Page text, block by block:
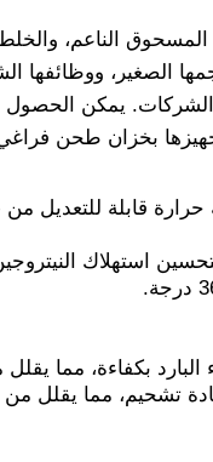
الناعم،
الصغير، ووظائفها
الشركات. يمكن
بخزان طحن
استهلاك
بكفاءة، مما يقلل
تشحيم، مما يقلل